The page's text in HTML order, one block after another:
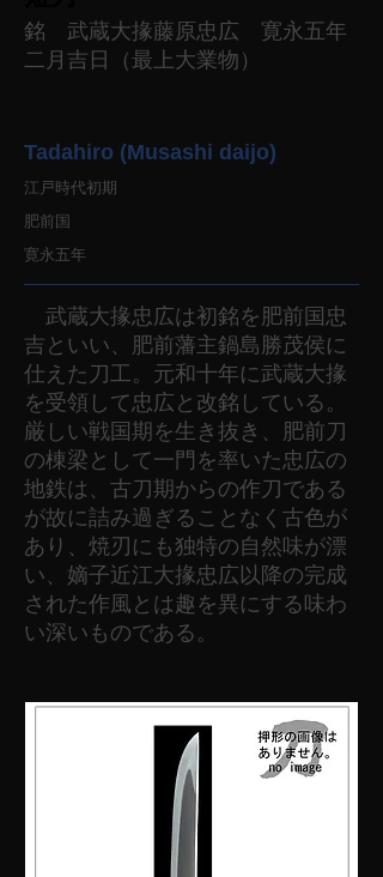
銘 武蔵大掾藤原忠広 寛永五年
二月吉日（最上大業物）
Tadahiro (Musashi daijo)
江戸時代初期
肥前国
寛永五年
武蔵大掾忠広は初銘を肥前国忠
吉といい、肥前藩主鍋島勝茂侯に
仕えた刀工。元和十年に武蔵大掾
を受領して忠広と改銘している。
厳しい戦国期を生き抜き、肥前刀
の棟梁として一門を率いた忠広の
地鉄は、古刀期からの作刀である
が故に詰み過ぎることなく古色が
あり、焼刃にも独特の自然味が漂
い、嫡子近江大掾忠広以降の完成
された作風とは趣を異にする味わ
い深いものである。